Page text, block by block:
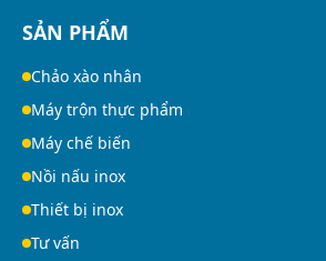
SẢN PHẨM
Chảo xào nhân
Máy trộn thực phẩm
Máy chế biến
Nồi nấu inox
Thiết bị inox
Tư vấn